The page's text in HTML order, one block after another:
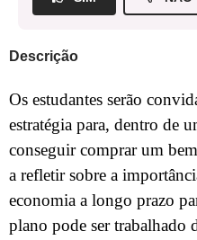
Descrição
Os estudantes serão
estratégia para, dentro de
conseguir comprar um
a refletir sobre a
economia a longo prazo
plano pode ser trabalhado